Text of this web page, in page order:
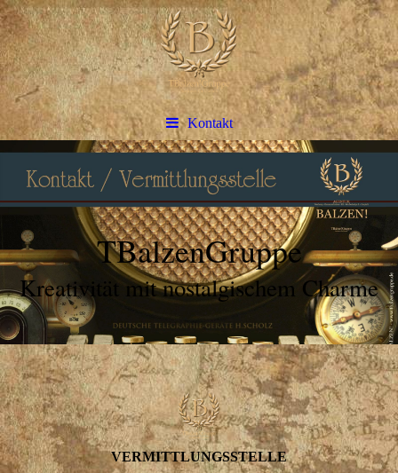
Kontakt
TBalzenGruppe
Kreativität mit nostalgischem Charme
VERMITTLUNGSSTELLE